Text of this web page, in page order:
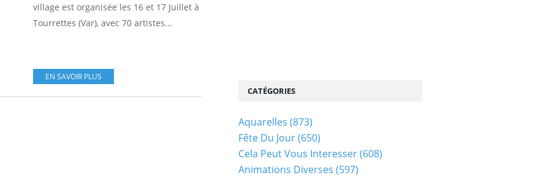
village est organisée les 16 et 17 Juillet à
Tourrettes (Var), avec 70 artistes...
EN SAVOIR PLUS
CATÉGORIES
Aquarelles (873)
Fête Du Jour(650)
Cela Peut Vous Interesser(608)
Animations Diverses (597)